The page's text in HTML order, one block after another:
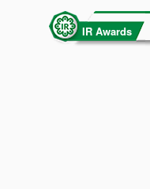
VIETSTOCK